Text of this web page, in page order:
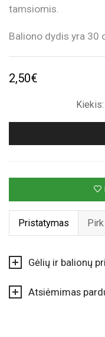
tamsiomis.
Baliono dydis yra 30
2,50€
Pristatymas
Gėlių ir balionų
Atsiėmimas